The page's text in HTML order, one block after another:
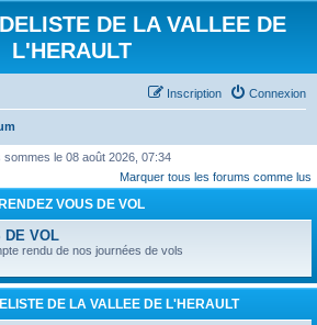
DE LA VALLEE DE
L'HERAULT
Connexion
Inscription
sommes le 08 août 2026, 07:34
Marquer tous les forums comme lus
RENDEZ VOUS DE VOL
DE VOL
rendu de nos journées de vols
DE LA VALLEE DE L'HERAULT